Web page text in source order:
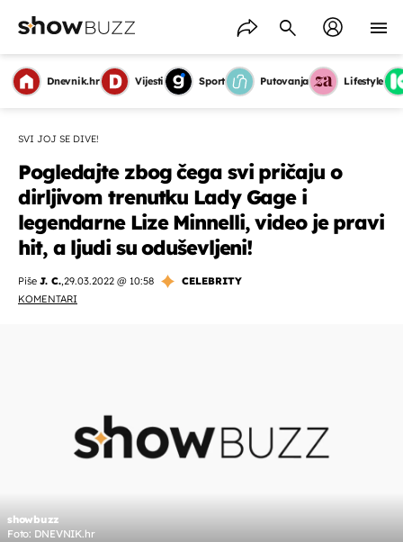
Dnevnik.hr Vijesti Sport Putovanja Lifestyle
SVI JOJ SE DIVE!
Pogledajte zbog čega svi pričaju o
dirljivom trenutku Lady Gage i
legendarne Lize Minnelli, video je pravi
hit, a ljudi su oduševljeni!
Piše J. C.,29.03.2022 @ 10:58
CELEBRITY
KOMENTARI
showbuzz
Foto: DNEVNIK.hr